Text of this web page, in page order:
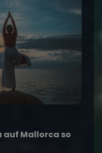
auf Mallorca so